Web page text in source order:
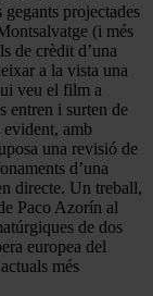
projectades
(i més
de crèdit d’una
a la vista una
veu el film a
entren i surten de
evident, amb
una revisió de
d’una
directe. Un treball,
Paco Azorín al
de dos
europea del
més